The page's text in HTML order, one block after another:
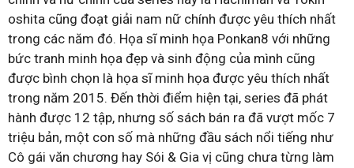
oshita cũng đoạt giải nam nữ chính được yêu thích nhất
trong các năm đó. Họa sĩ minh họa Ponkan8 với những
bức tranh minh họa đẹp và sinh động của mình cũng
được bình chọn là họa sĩ minh họa được yêu thích nhất
trong năm 2015. Đến thời điểm hiện tại, series đã phát
hành được 12 tập, nhưng số sách bán ra đã vượt mốc 7
triệu bản, một con số mà những đầu sách nổi tiếng như
Cô gái văn chương hay Sói & Gia vị cũng chưa từng làm